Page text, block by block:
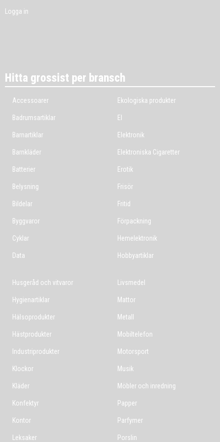
Logga in
Hitta grossist per bransch
Accessoarer
Badrumsartiklar
Barnartiklar
Barnkläder
Batterier
Belysning
Bildelar
Byggvaror
Cyklar
Data
Ekologiska produkter
El
Elektronik
Elektroniska Cigaretter
Erotik
Frisör
Fritid
Förpackning
Hemelektronik
Hobbyartiklar
Husgeråd och vitvaror
Hygienartiklar
Hälsoprodukter
Hästprodukter
Industriprodukter
Klockor
Kläder
Konfektyr
Kontor
Leksaker
Livsmedel
Mattor
Metall
Mobiltelefon
Motorsport
Musik
Möbler och inredning
Papper
Parfymer
Porslin